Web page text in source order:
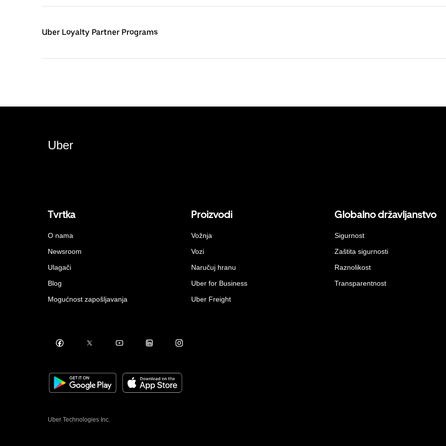
Uber Loyalty Partner Programs
Uber
Tvrtka
O nama
Newsroom
Ulagači
Blog
Mogućnost zapošljavanja
Proizvodi
Vožnja
Vozi
Naručuj hranu
Uber for Business
Uber Freight
Globalno državljanstvo
Sigurnost
Zaštita sigurnosti
Raznolikost
Transparentnost
Uber Technologies Inc.